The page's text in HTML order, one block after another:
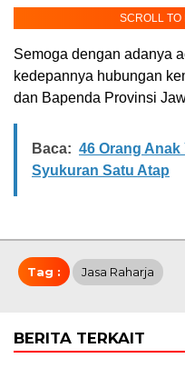
SCROLL TO
Semoga dengan adanya
kedepannya hubungan
dan Bapenda Provinsi
Baca: 46 Orang Anak
Syukuran Satu Atap
Tag : Jasa Raharja
BERITA TERKAIT